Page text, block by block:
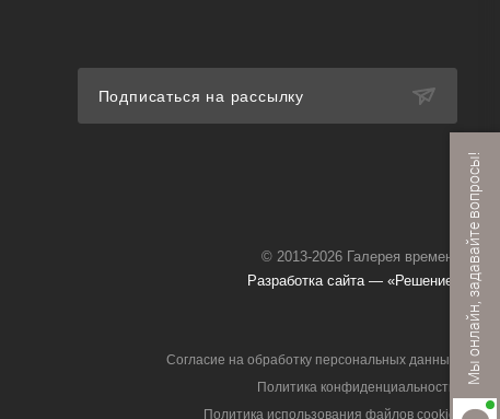
Подписаться на рассылку
© 2013-2026 Галерея времени
Разработка сайта — «Решение»
Согласие на обработку персональных данных
Политика конфиденциальности
Политика использования файлов cookie
Мы онлайн, задавайте вопросы!